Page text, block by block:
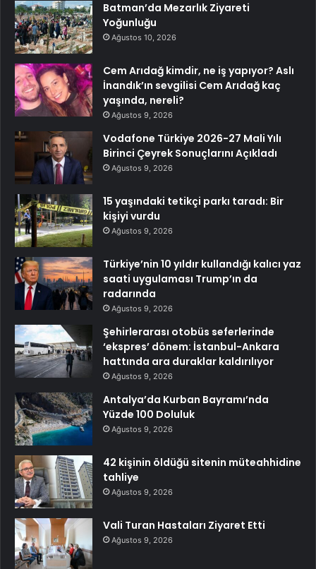
Batman’da Mezarlık Ziyareti
Yoğunluğu
Ağustos 10, 2026
Cem Arıdağ kimdir, ne iş yapıyor? Aslı
İnandık’ın sevgilisi Cem Arıdağ kaç
yaşında, nereli?
Ağustos 9, 2026
Vodafone Türkiye 2026-27 Mali Yılı
Birinci Çeyrek Sonuçlarını Açıkladı
Ağustos 9, 2026
15 yaşındaki tetikçi parkı taradı: Bir
kişiyi vurdu
Ağustos 9, 2026
Türkiye’nin 10 yıldır kullandığı kalıcı yaz
saati uygulaması Trump’ın da
radarında
Ağustos 9, 2026
Şehirlerarası otobüs seferlerinde
‘ekspres’ dönem: İstanbul-Ankara
hattında ara duraklar kaldırılıyor
Ağustos 9, 2026
Antalya’da Kurban Bayramı’nda
Yüzde 100 Doluluk
Ağustos 9, 2026
42 kişinin öldüğü sitenin müteahhidine
tahliye
Ağustos 9, 2026
Vali Turan Hastaları Ziyaret Etti
Ağustos 9, 2026